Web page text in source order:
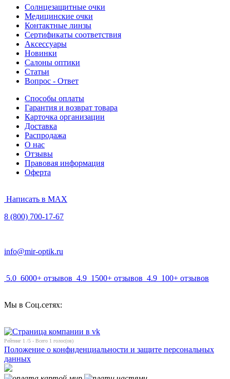
Солнцезащитные очки
Медицинские очки
Контактные линзы
Сертификаты соответствия
Аксессуары
Новинки
Салоны оптики
Статьи
Вопрос - Ответ
Способы оплаты
Гарантия и возврат товара
Карточка организации
Доставка
Распродажа
О нас
Отзывы
Правовая информация
Оферта
Написать в MAX
8 (800) 700-17-67
info@mir-optik.ru
5.0 6000+ отзывов 4.9 1500+ отзывов 4.9 100+ отзывов
Мы в Соц.сетях:
Рейтинг 1 /5 - Всего 1 голос(ов)
Положение о конфиденциальности и защите персональных
данных